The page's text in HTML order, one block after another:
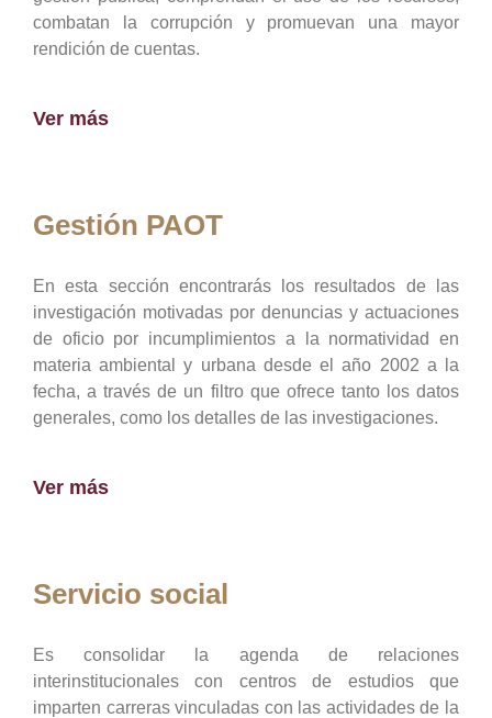
combatan la corrupción y promuevan una mayor
rendición de cuentas.
Ver más
Gestión PAOT
En esta sección encontrarás los resultados de las
investigación motivadas por denuncias y actuaciones
de oficio por incumplimientos a la normatividad en
materia ambiental y urbana desde el año 2002 a la
fecha, a través de un filtro que ofrece tanto los datos
generales, como los detalles de las investigaciones.
Ver más
Servicio social
Es consolidar la agenda de relaciones
interinstitucionales con centros de estudios que
imparten carreras vinculadas con las actividades de la